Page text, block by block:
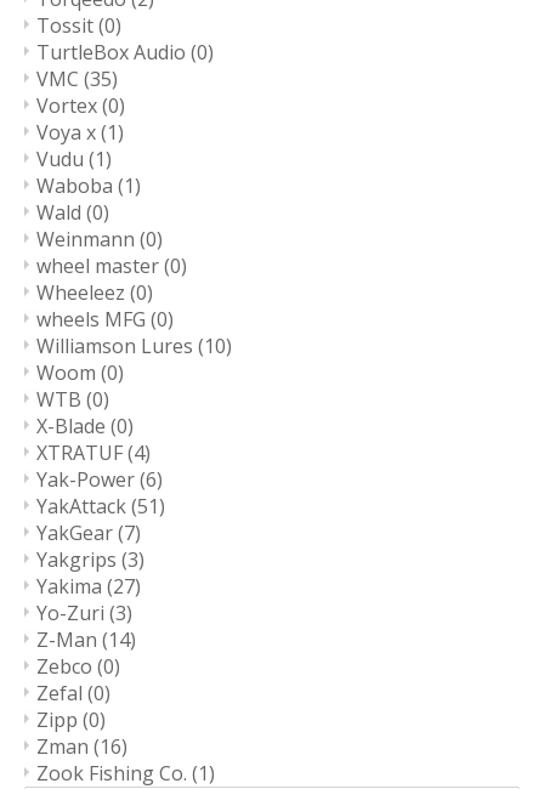
Tossit(0)
TurtleBox Audio (0)
VMC (35)
Vortex(0)
Voya x(1)
Vudu (1)
Waboba (1)
Wald (0)
Weinmann (0)
wheel master(0)
Wheeleez (0)
wheels MFG (0)
Williamson Lures (10)
Woom (0)
WTB (0)
X-Blade (0)
XTRATUF(4)
Yak-Power(6)
YakAttack(51)
YakGear(7)
Yakgrips (3)
Yakima (27)
Yo-Zuri (3)
Z-Man (14)
Zebco (0)
Zefal (0)
Zipp (0)
Zman (16)
Zook Fishing Co. (1)